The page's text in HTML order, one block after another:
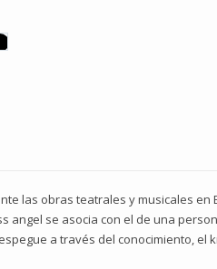
las obras teatrales y musicales en
angel se asocia con el de una
a través del conocimiento, el